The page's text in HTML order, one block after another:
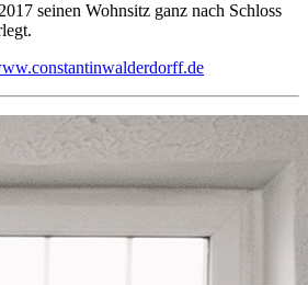
seinen Wohnsitz ganz nach Schloss